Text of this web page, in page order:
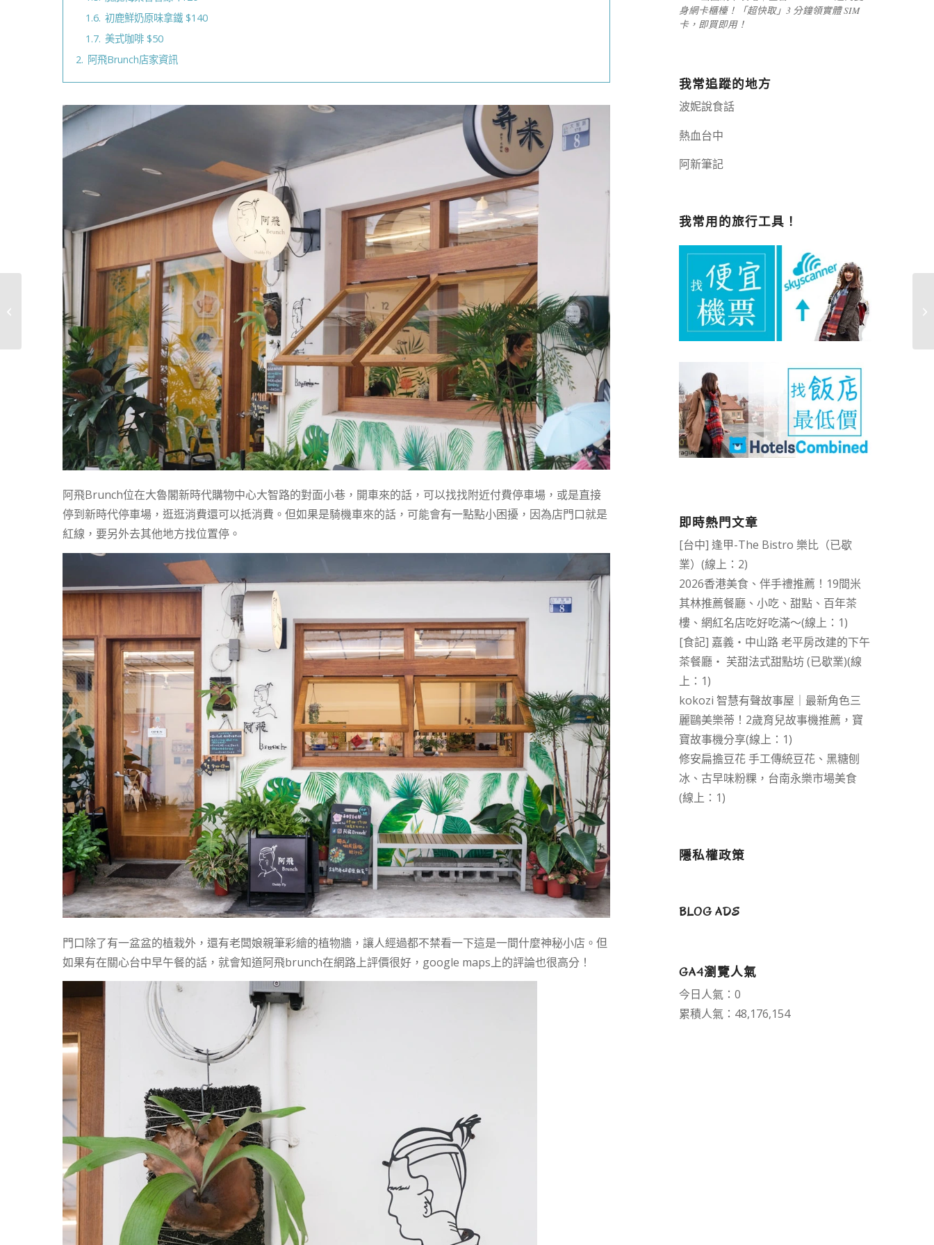
1.6. 初鹿鮮奶原味拿鐵 $140
1.7. 美式咖啡 $50
2. 阿飛Brunch店家資訊
阿飛Brunch位在大魯閣新時代購物中心大智路的對面小巷，開車來的話，可以找找附近付費停車場，或是直接
停到新時代停車場，逛逛消費還可以抵消費。但如果是騎機車來的話，可能會有一點點小困擾，因為店門口就是
紅線，要另外去其他地方找位置停。
門口除了有一盆盆的植栽外，還有老闆娘親筆彩繪的植物牆，讓人經過都不禁看一下這是一間什麼神秘小店。但
如果有在關心台中早午餐的話，就會知道阿飛brunch在網路上評價很好，google maps上的評論也很高分！
身網卡櫃檯！「超快取」3 分鐘領實體 SIM
卡，即買即用！
我常追蹤的地方
波妮說食話
熱血台中
阿新筆記嘉義+1 | 嘉義加一
我常用的旅行工具！
即時熱門文章
[台中] 逢甲-The Bistro 樂比（已歇
業）(線上：2)
2026香港美食、伴手禮推薦！19間米
其林推薦餐廳、小吃、甜點、百年茶
樓、網紅名店吃好吃滿～(線上：1)
[食記] 嘉義‧中山路 老平房改建的下午
茶餐廳‧ 芙甜法式甜點坊 (已歇業)(線
上：1)
kokozi 智慧有聲故事屋｜最新角色三
麗鷗美樂蒂！2歲育兒故事機推薦，寶
寶故事機分享(線上：1)
修安扁擔豆花 手工傳統豆花、黑糖刨
冰、古早味粉粿，台南永樂市場美食
(線上：1)
隱私權政策
BLOG ADS
GA4瀏覽人氣
今日人氣：0
累積人氣：48,176,154
丹麥頂級護髮 Hairlust
｜天然有機頭髮護理｜
洗護套組、髮...